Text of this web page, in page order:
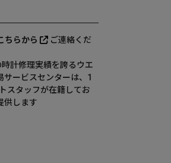
ちらから
ご連絡くだ
計修理実績を誇るウエ
ービスセンターは、1
スタッフが在籍してお
供します